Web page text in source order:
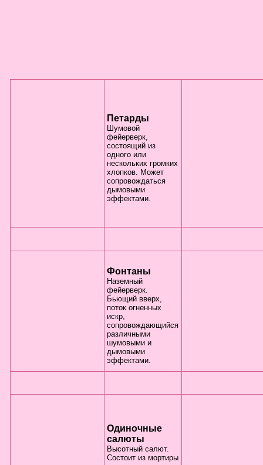
Петарды
Шумовой
фейерверк,
состоящий из
одного или
нескольких громких
хлопков. Может
сопровождаться
дымовыми
эффектами.
Фонтаны
Наземный
фейерверк.
Бьющий вверх,
поток огненных
искр,
сопровождающийся
различными
шумовыми и
дымовыми
эффектами.
Одиночные
салюты
Высотный салют.
Состоит из мортиры